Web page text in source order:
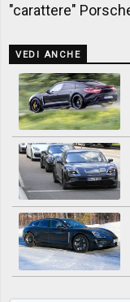
"carattere"
VEDI ANCHE